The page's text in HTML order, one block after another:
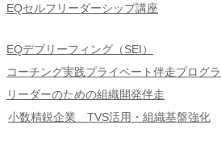
EQセルフリーダーシップ講座
EQデブリーフィング（SEI）
コーチング実践プライベート伴走プログ
リーダーのための組織開発伴走
小数精鋭企業 TVS活用・組織基盤強化